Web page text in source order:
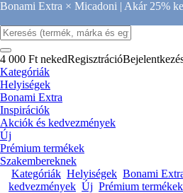
Bonami Extra × Micadoni | Akár 25%
4 000 Ft nekedRegisztráció
Kategóriák
Helyiségek
Bonami Extra
Inspirációk
Akciók és kedvezmények
Új
Prémium termékek
Szakembereknek
Kategóriák Helyiségek Bonami
kedvezmények Új Prémium termékek